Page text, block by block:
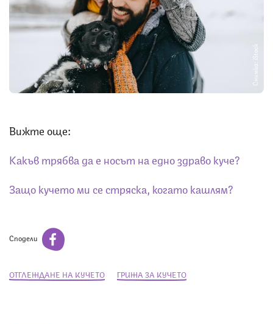
Снимка: iStock
Вижте още:
Какъв трябва да е носът на едно здраво куче?
Защо кучето ми се стряска, когато кашлям?
Сподели
ОТГЛЕЖДАНЕ НА КУЧЕТО ГРИЖА ЗА КУЧЕТО